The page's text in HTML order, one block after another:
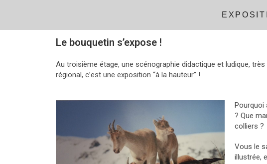
Le bouquetin s’expose !
Au troisième étage, une scénographie didactique et ludique,
régional, c’est une exposition “à la hauteur” !
Pourquoi
? Que
colliers ?
Vous le
illustrée,